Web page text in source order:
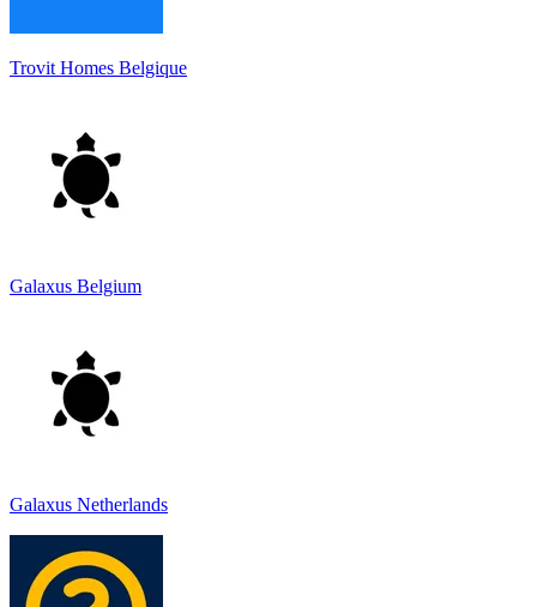
Trovit Homes Belgique
Galaxus Belgium
Galaxus Netherlands